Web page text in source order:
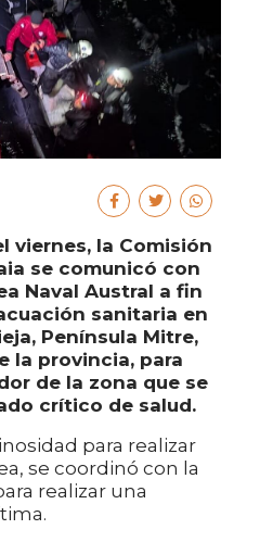
viernes, la Comisión
se comunicó con
Naval Austral a fin
sanitaria en
Península Mitre,
la provincia, para
de la zona que se
crítico de salud.
para realizar
se coordinó con la
realizar una